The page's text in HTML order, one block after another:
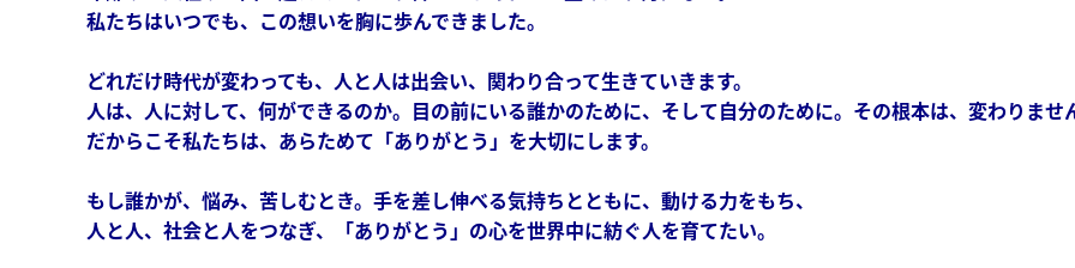
私たちはいつでも、この想いを胸に歩んできました。
どれだけ時代が変わっても、人と人は出会い、関わり合って生きていきます。
人は、人に対して、何ができるのか。目の前にいる誰かのために、そして自分のために。その根本は、変わりませ
だからこそ私たちは、あらためて「ありがとう」を大切にします。
もし誰かが、悩み、苦しむとき。手を差し伸べる気持ちとともに、動ける力をもち、
人と人、社会と人をつなぎ、「ありがとう」の心を世界中に紡ぐ人を育てたい。